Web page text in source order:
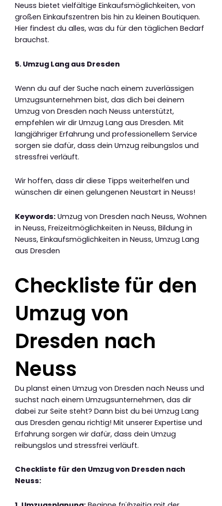
Neuss bietet vielfältige Einkaufsmöglichkeiten, von
großen Einkaufszentren bis hin zu kleinen Boutiquen.
Hier findest du alles, was du für den täglichen Bedarf
brauchst.
5. Umzug Lang aus Dresden
Wenn du auf der Suche nach einem zuverlässigen
Umzugsunternehmen bist, das dich bei deinem
Umzug von Dresden nach Neuss unterstützt,
empfehlen wir dir Umzug Lang aus Dresden. Mit
langjähriger Erfahrung und professionellem Service
sorgen sie dafür, dass dein Umzug reibungslos und
stressfrei verläuft.
Wir hoffen, dass dir diese Tipps weiterhelfen und
wünschen dir einen gelungenen Neustart in Neuss!
Keywords: Umzug von Dresden nach Neuss, Wohnen
in Neuss, Freizeitmöglichkeiten in Neuss, Bildung in
Neuss, Einkaufsmöglichkeiten in Neuss, Umzug Lang
aus Dresden
Checkliste für den
Umzug von
Dresden nach
Neuss
Du planst einen Umzug von Dresden nach Neuss und
suchst nach einem Umzugsunternehmen, das dir
dabei zur Seite steht? Dann bist du bei Umzug Lang
aus Dresden genau richtig! Mit unserer Expertise und
Erfahrung sorgen wir dafür, dass dein Umzug
reibungslos und stressfrei verläuft.
Checkliste für den Umzug von Dresden nach
Neuss: